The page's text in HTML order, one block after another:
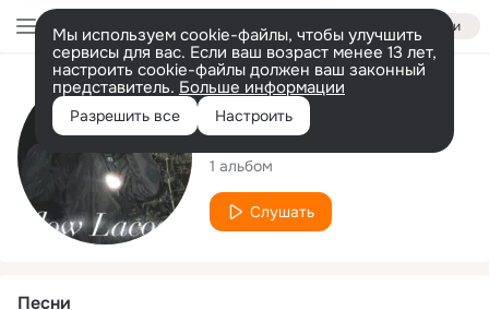
Войти
Мы используем cookie-файлы, чтобы улучшить
сервисы для вас. Если ваш возраст менее 13 лет,
настроить cookie-файлы должен ваш законный
представитель. Больше информации
Разрешить все Настроить
Исполнитель
Lil Hiigh
1 альбом
Слушать
Песни